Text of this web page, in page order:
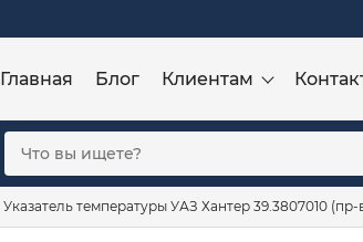
Главная Блог Клиентам
Указатель температуры УАЗ Хантер 39.3807010